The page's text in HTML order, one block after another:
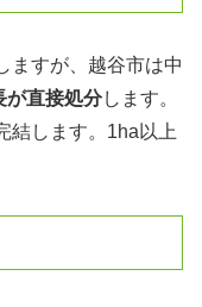
ますが、越谷市は中
が直接処分します。
結します。1ha以上